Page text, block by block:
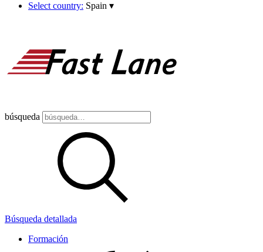
Select country: Spain ▾
búsqueda
Búsqueda detallada
Formación